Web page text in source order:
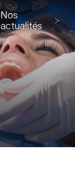
Nos
actualités